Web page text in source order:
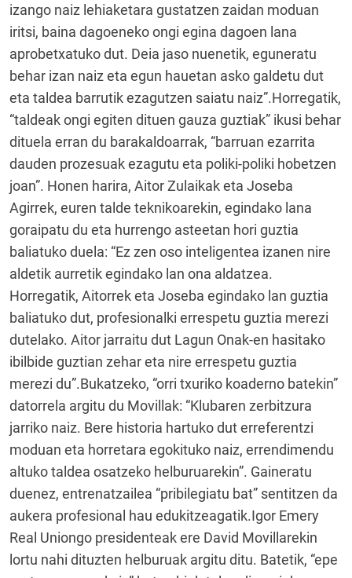
izango naiz lehiaketara gustatzen zaidan moduan
iritsi, baina dagoeneko ongi egina dagoen lana
aprobetxatuko dut. Deia jaso nuenetik, eguneratu
behar izan naiz eta egun hauetan asko galdetu dut
eta taldea barrutik ezagutzen saiatu naiz”.Horregatik,
“taldeak ongi egiten dituen gauza guztiak” ikusi behar
dituela erran du barakaldoarrak, “barruan ezarrita
dauden prozesuak ezagutu eta poliki-poliki hobetzen
joan”. Honen harira, Aitor Zulaikak eta Joseba
Agirrek, euren talde teknikoarekin, egindako lana
goraipatu du eta hurrengo asteetan hori guztia
baliatuko duela: “Ez zen oso inteligentea izanen nire
aldetik aurretik egindako lan ona aldatzea.
Horregatik, Aitorrek eta Joseba egindako lan guztia
baliatuko dut, profesionalki errespetu guztia merezi
dutelako. Aitor jarraitu dut Lagun Onak-en hasitako
ibilbide guztian zehar eta nire errespetu guztia
merezi du”.Bukatzeko, “orri txuriko koaderno batekin”
datorrela argitu du Movillak: “Klubaren zerbitzura
jarriko naiz. Bere historia hartuko dut erreferentzi
moduan eta horretara egokituko naiz, errendimendu
altuko taldea osatzeko helburuarekin”. Gaineratu
duenez, entrenatzailea “pribilegiatu bat” sentitzen da
aukera profesional hau edukitzeagatik.Igor Emery
Real Uniongo presidenteak ere David Movillarekin
lortu nahi dituzten helburuak argitu ditu. Batetik, “epe